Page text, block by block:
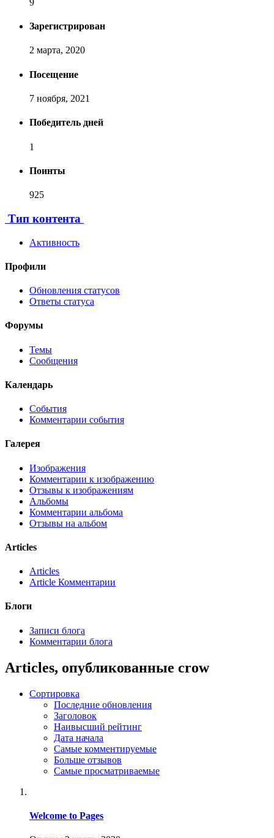
9
Зарегистрирован
2 марта, 2020
Посещение
7 ноября, 2021
Победитель дней
1
Поинты
925
Тип контента
Активность
Профили
Обновления статусов
Ответы статуса
Форумы
Темы
Сообщения
Календарь
События
Комментарии события
Галерея
Изображения
Комментарии к изображению
Отзывы к изображениям
Альбомы
Комментарии альбома
Отзывы на альбом
Articles
Articles
Article Комментарии
Блоги
Записи блога
Комментарии блога
Articles, опубликованные crow
Сортировка
Последние обновления
Заголовок
Наивысший рейтинг
Дата начала
Самые комментируемые
Больше отзывов
Самые просматриваемые
Welcome to Pages